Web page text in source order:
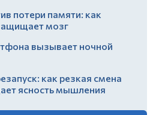
потери памяти: как
мозг
вызывает ночной
как резкая смена
ясность мышления